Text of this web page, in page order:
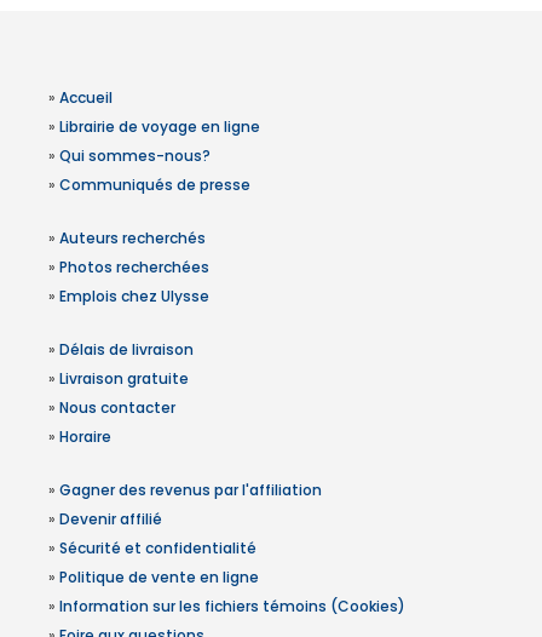
» Accueil
» Librairie de voyage en ligne
» Qui sommes-nous?
» Communiqués de presse
» Auteurs recherchés
» Photos recherchées
» Emplois chez Ulysse
» Délais de livraison
» Livraison gratuite
» Nous contacter
» Horaire
» Gagner des revenus par l'affiliation
» Devenir affilié
» Sécurité et confidentialité
» Politique de vente en ligne
» Information sur les fichiers témoins (Cookies)